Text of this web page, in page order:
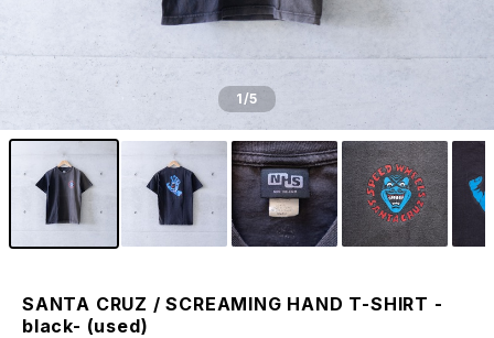
1/5
SANTA CRUZ / SCREAMING HAND T-SHIRT -
black- (used)